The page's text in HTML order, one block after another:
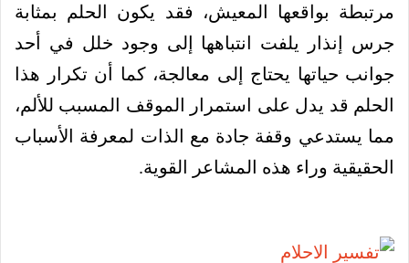
مرتبطة بواقعها المعيش، فقد يكون الحلم بمثابة
جرس إنذار يلفت انتباهها إلى وجود خلل في أحد
جوانب حياتها يحتاج إلى معالجة، كما أن تكرار هذا
الحلم قد يدل على استمرار الموقف المسبب للألم،
مما يستدعي وقفة جادة مع الذات لمعرفة الأسباب
الحقيقية وراء هذه المشاعر القوية.